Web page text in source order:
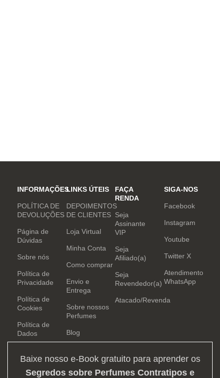
INFORMAÇÕES
POLÍTICA DE
DEVOLUÇÕES
Página de
Dúvidas
Sobre nós
Política de
Privacidade
Política de
Cookies
Política de
Dados
LINKS ÚTEIS
DEPOIMENTOS
DE CLIENTES
Loja Virtual
Minha Conta
Como comprar
Envio e
Entrega
Sobre nossos
Perfumes
Blog
FAÇA
RENDA
Seja
Assinante
VIP
Seja
Afiliado(a)
Seja
Revendedor(a)
Atacado/Revenda
SIGA-NOS
Facebook
Instagram
Youtube
Twitter X
Atendimento
WhatsApp
Baixe nosso e-Book gratuito para aprender os
Segredos sobre Perfumes Contratipos e